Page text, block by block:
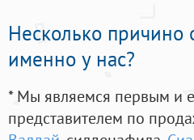
Несколько
именно у нас?
* Мы являемся первым и
представителем по